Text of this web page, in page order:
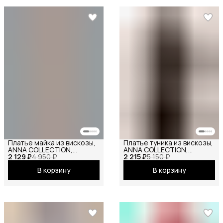
2 129 ₽4 950 ₽
Платье майка из вискозы,
ANNA COLLECTION,
сарафан офисный, на
бретелях, базовое
вечернее праздничное
повседневное
В корзину
2 215 ₽5 150 ₽
Платье туника из вискозы,
ANNA COLLECTION,
вечернее праздничное
повседневное офисное
В корзину